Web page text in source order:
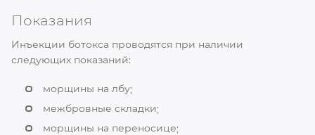
Показания
Инъекции ботокса проводятся при наличии
следующих показаний:
морщины на лбу;
межбровные складки;
морщины на переносице;